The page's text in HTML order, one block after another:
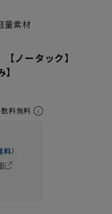
量素材
ノータック】
料無料
料）